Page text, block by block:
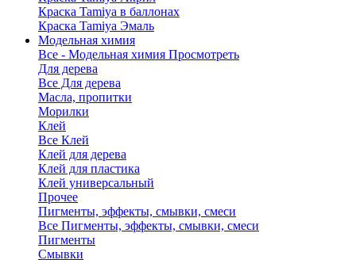
Краска Tamiya в баллонах
Краска Tamiya Эмаль
Модельная химия
Все - Модельная химия Просмотреть
Для дерева
Все Для дерева
Масла, пропитки
Морилки
Клей
Все Клей
Клей для дерева
Клей для пластика
Клей универсальный
Прочее
Пигменты, эффекты, смывки, смеси
Все Пигменты, эффекты, смывки, смеси
Пигменты
Смывки